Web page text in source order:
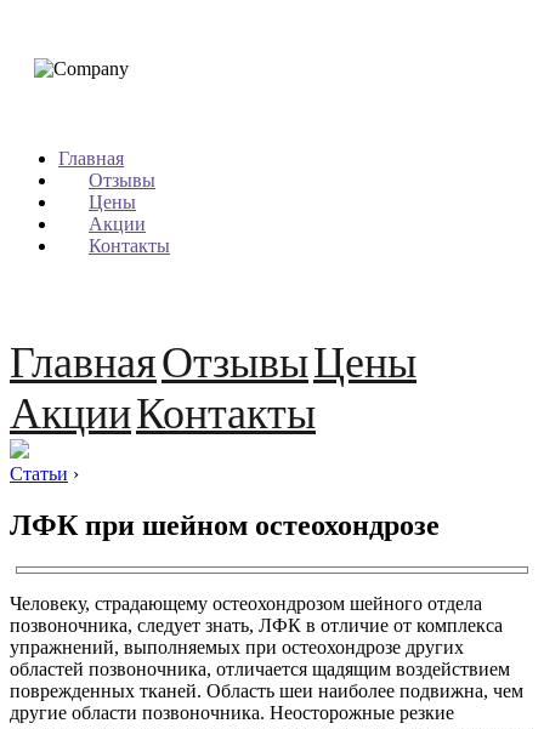
Главная
Отзывы
Цены
Акции
Контакты
ГлавнаяОтзывыЦены
АкцииКонтакты
Статьи ›
ЛФК при шейном остеохондрозе
Человеку, страдающему остеохондрозом шейного отдела
позвоночника, следует знать, ЛФК в отличие от комплекса
упражнений, выполняемых при остеохондрозе других
областей позвоночника, отличается щадящим воздействием
поврежденных тканей. Область шеи наиболее подвижна, чем
другие области позвоночника. Неосторожные резкие